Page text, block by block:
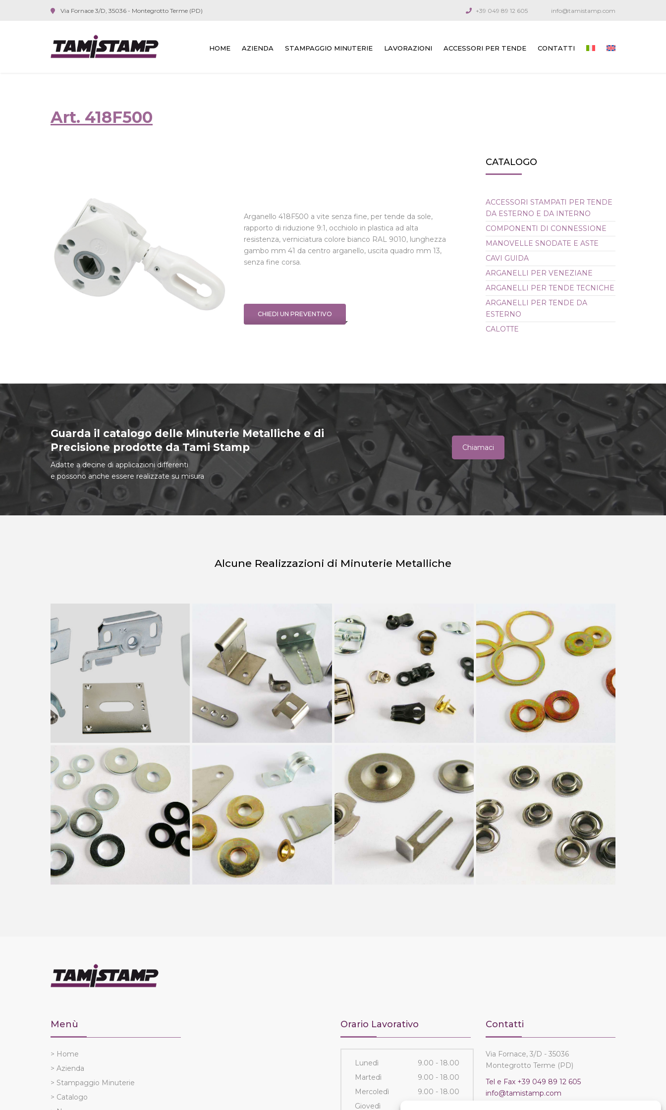
Via Fornace 3/D, 35036 - Montegrotto Terme (PD) +39 049 89 12 605 info@tamistamp.com
HOME AZIENDA STAMPAGGIO MINUTERIE LAVORAZIONI ACCESSORI PER TENDE
ARGANELLI PER TENDE DA ESTERNO
CONTATTI
Art. 418F500
Arganello 418F500 a vite senza fine, per tende da sole,
rapporto di riduzione 9:1, occhiolo in plastica ad alta
resistenza, verniciatura colore bianco RAL 9010, lunghezza
gambo mm 41 da centro arganello, uscita quadro mm 13,
senza fine corsa.
CHIEDI UN PREVENTIVO
CATALOGO
ACCESSORI STAMPATI PER TENDE
DA ESTERNO E DA INTERNO
COMPONENTI DI CONNESSIONE
MANOVELLE SNODATE E ASTE
CAVI GUIDA
ARGANELLI PER VENEZIANE
ARGANELLI PER TENDE TECNICHE
ARGANELLI PER TENDE DA
ESTERNO
CALOTTE
Guarda il catalogo delle Minuterie Metalliche e di
Precisione prodotte da Tami Stamp
Adatte a decine di applicazioni differenti
e possono anche essere realizzate su misura
Chiamaci
Alcune Realizzazioni di Minuterie Metalliche
Menù
> Home
> Azienda
> Stampaggio Minuterie
> Catalogo
Orario Lavorativo
Lunedì
9.00 - 18.00
Martedì
9.00 - 18.00
Mercoledì
9.00 - 18.00
Giovedì
Contatti
Via Fornace, 3/D - 35036
Montegrotto Terme (PD)
Tel e Fax +39 049 89 12 605
info@tamistamp.com